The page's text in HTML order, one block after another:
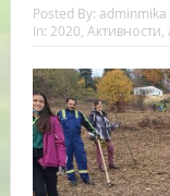
Posted By: adminmika
In: 2020 Активности